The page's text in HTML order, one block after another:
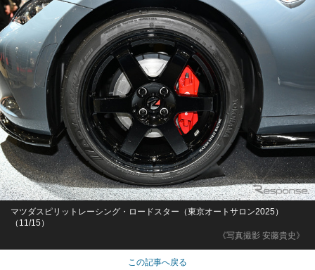
《写真撮影 安藤貴史》
マツダスピリットレーシング・ロードスター（東京オートサロン2025）
（11/15）
この記事へ戻る